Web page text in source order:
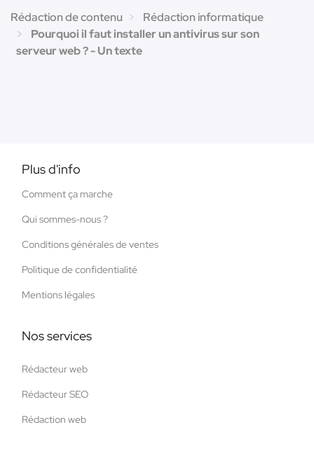
Rédaction de contenu
Rédaction informatique
Pourquoi il faut installer un antivirus sur son
serveur web ? - Un texte
Plus d'info
Comment ça marche
Qui sommes-nous ?
Conditions générales de ventes
Politique de confidentialité
Mentions légales
Nos services
Rédacteur web
Rédacteur SEO
Rédaction web